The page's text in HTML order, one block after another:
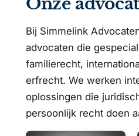
Bij Simmelink
advocaten die
familierecht,
erfrecht. We werken
oplossingen die
persoonlijk recht doen